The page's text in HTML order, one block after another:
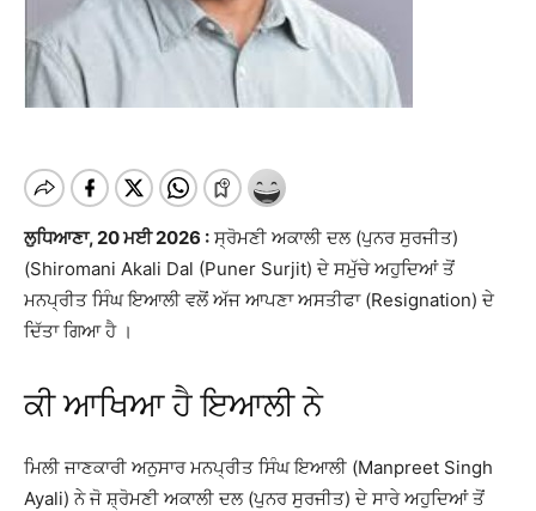
ਲੁਧਿਆਣਾ, 20 ਮਈ 2026 : ਸ੍ਰੋਮਣੀ ਅਕਾਲੀ ਦਲ (ਪੁਨਰ ਸੁਰਜੀਤ)
(Shiromani Akali Dal (Puner Surjit) ਦੇ ਸਮੁੱਚੇ ਅਹੁਦਿਆਂ ਤੋਂ
ਮਨਪ੍ਰੀਤ ਸਿੰਘ ਇਆਲੀ ਵਲੋਂ ਅੱਜ ਆਪਣਾ ਅਸਤੀਫਾ (Resignation) ਦੇ
ਦਿੱਤਾ ਗਿਆ ਹੈ ।
ਕੀ ਆਖਿਆ ਹੈ ਇਆਲੀ ਨੇ
ਮਿਲੀ ਜਾਣਕਾਰੀ ਅਨੁਸਾਰ ਮਨਪ੍ਰੀਤ ਸਿੰਘ ਇਆਲੀ (Manpreet Singh
Ayali) ਨੇ ਜੋ ਸ਼੍ਰੋਮਣੀ ਅਕਾਲੀ ਦਲ (ਪੁਨਰ ਸੁਰਜੀਤ) ਦੇ ਸਾਰੇ ਅਹੁਦਿਆਂ ਤੋਂ